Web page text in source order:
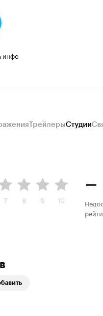
инфо
ТрейлерыСтудии
7 8 9 10
–